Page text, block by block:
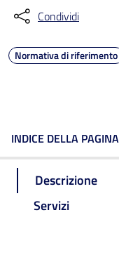
Condividi
Normativa di riferimento
INDICE DELLA PAGINA
Descrizione
Servizi